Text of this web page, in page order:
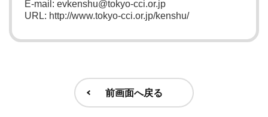
E-mail: evkenshu@tokyo-cci.or.jp
URL: http://www.tokyo-cci.or.jp/kenshu/
前画面へ戻る